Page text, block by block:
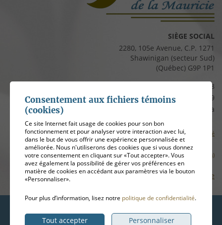
SIÈGE SOCIAL
2280, 105e Avenue, C.P. 1271
Shawinigan (secteur Sud)
(Québec) G9P 1P1
819 537-8828
Télécopieur :819 537-8829
clients@cfmauricie.ca
Conditions d’utilisation et politique de confidentialité
Gérer mes témoins (cookies)
Plan de site
Hébergement
ADN communication
Consentement aux fichiers témoins
(cookies)
Ce site Internet fait usage de cookies pour son bon
fonctionnement et pour analyser votre interaction avec lui,
dans le but de vous offrir une expérience personnalisée et
améliorée. Nous n'utiliserons des cookies que si vous donnez
votre consentement en cliquant sur «Tout accepter». Vous
avez également la possibilité de gérer vos préférences en
matière de cookies en accédant aux paramètres via le bouton
«Personnaliser».
Pour plus d’information, lisez notre politique de confidentialité.
Tout accepter Personnaliser